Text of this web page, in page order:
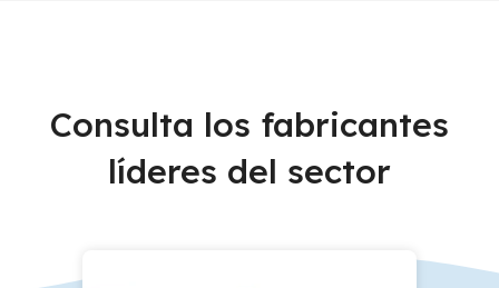
Consulta los fabricantes
líderes del sector